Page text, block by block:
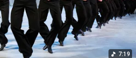
7:19